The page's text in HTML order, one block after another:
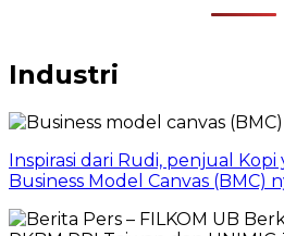
Industri
Inspirasi dari Rudi, penjual
Business Model Canvas (BMC)